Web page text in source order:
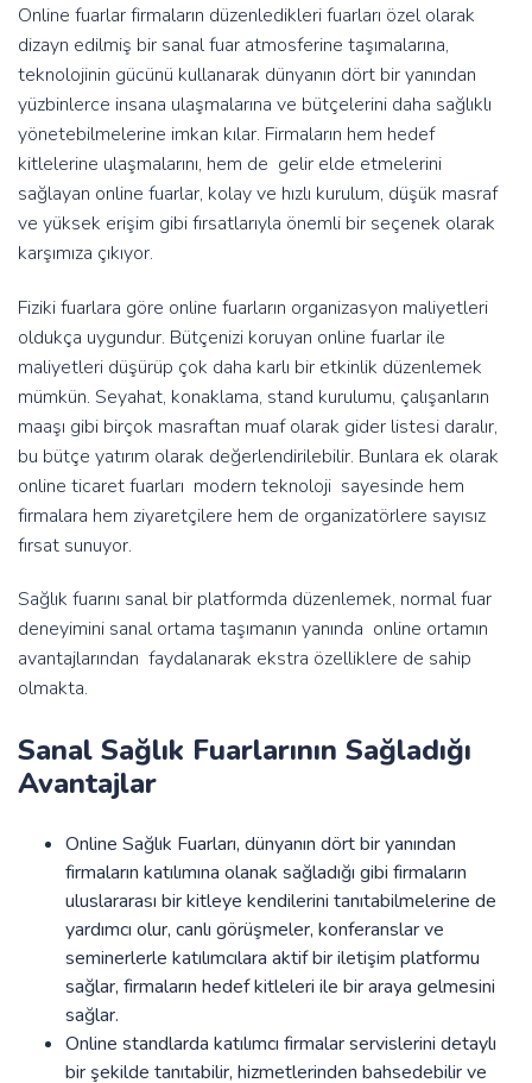
Online fuarlar firmaların düzenledikleri fuarları özel olarak
dizayn edilmiş bir sanal fuar atmosferine taşımalarına,
teknolojinin gücünü kullanarak dünyanın dört bir yanından
yüzbinlerce insana ulaşmalarına ve bütçelerini daha sağlıklı
yönetebilmelerine imkan kılar. Firmaların hem hedef
kitlelerine ulaşmalarını, hem de gelir elde etmelerini
sağlayan online fuarlar, kolay ve hızlı kurulum, düşük masraf
ve yüksek erişim gibi fırsatlarıyla önemli bir seçenek olarak
karşımıza çıkıyor.
Fiziki fuarlara göre online fuarların organizasyon maliyetleri
oldukça uygundur. Bütçenizi koruyan online fuarlar ile
maliyetleri düşürüp çok daha karlı bir etkinlik düzenlemek
mümkün. Seyahat, konaklama, stand kurulumu, çalışanların
maaşı gibi birçok masraftan muaf olarak gider listesi daralır,
bu bütçe yatırım olarak değerlendirilebilir. Bunlara ek olarak
online ticaret fuarları modern teknoloji sayesinde hem
firmalara hem ziyaretçilere hem de organizatörlere sayısız
fırsat sunuyor.
Sağlık fuarını sanal bir platformda düzenlemek, normal fuar
deneyimini sanal ortama taşımanın yanında online ortamın
avantajlarından faydalanarak ekstra özelliklere de sahip
olmakta.
Sanal Sağlık Fuarlarının Sağladığı
Avantajlar
Online Sağlık Fuarları, dünyanın dört bir yanından
firmaların katılımına olanak sağladığı gibi firmaların
uluslararası bir kitleye kendilerini tanıtabilmelerine de
yardımcı olur, canlı görüşmeler, konferanslar ve
seminerlerle katılımcılara aktif bir iletişim platformu
sağlar, firmaların hedef kitleleri ile bir araya gelmesini
sağlar.
Online standlarda katılımcı firmalar servislerini detaylı
bir şekilde tanıtabilir, hizmetlerinden bahsedebilir ve